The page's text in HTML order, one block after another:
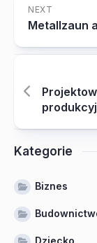
NEXT
Metallzaun
Kategorie
Biznes
Dziecko